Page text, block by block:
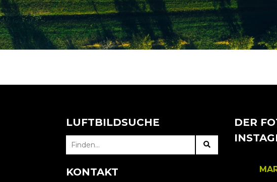
LUFTBILDSUCHE
SEARCH
FOR:
KONTAKT
DER